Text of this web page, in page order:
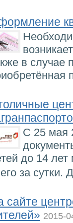
в случае
С 25 мая
до 14 лет
за
сайте
2015-